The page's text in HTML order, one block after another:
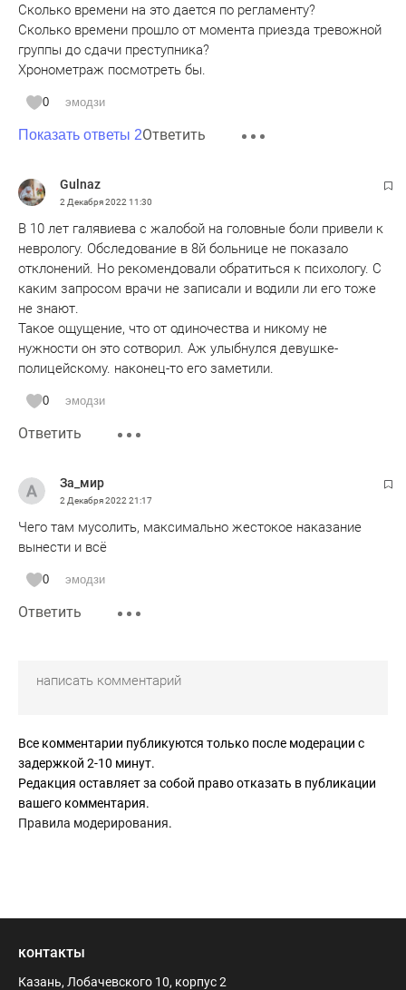
// побежал к главному входу. Подняв голову, он увидел
двух женщин, которым стал кричать о тревожной кнопке//
Из описания непонятно - зашёл он в вестибюль или он был
лишь у "главного входа" снаружи? Почему он сам не
чтобы они нажали тревожную кнопку"? Наверное,
определил где находится тревожная кнопка - и отличит её
от других разных выключателей и кнопок.
//Ему навстречу выбежали двое второклассников. По
версии обвинения, он отправил детей к своей машине//
Если он "бросил" свою машину перед школой, а Галявиев
периодически палил из окон на улицу - не было ли опасно
в тёплую майскую погоду детям находиться в автомобиле
перед школой? По-моему ранее писали, что детей тогда
эвакуировали дальше, за пределы возможных выстрелов
Галявиева из окон.
Сколько времени на это дается по регламенту?
Сколько времени прошло от момента приезда тревожной
группы до сдачи преступника?
Хронометраж посмотреть бы.
0 эмодзи
Показать ответы 2Ответить
Gulnaz
2 Декабря 2022 11:30
В 10 лет галявиева с жалобой на головные боли привели к
неврологу. Обследование в 8й больнице не показало
отклонений. Но рекомендовали обратиться к психологу. С
каким запросом врачи не записали и водили ли его тоже
не знают.
Такое ощущение, что от одиночества и никому не
нужности он это сотворил. Аж улыбнулся девушке-
полицейскому. наконец-то его заметили.
0 эмодзи
Ответить
За_мир
2 Декабря 2022 21:17
Чего там мусолить, максимально жестокое наказание
вынести и всё
0 эмодзи
Ответить
Все комментарии публикуются только после модерации с
задержкой 2-10 минут.
Редакция оставляет за собой право отказать в публикации
вашего комментария.
Правила модерирования.
контакты
Казань, Лобачевского 10, корпус 2